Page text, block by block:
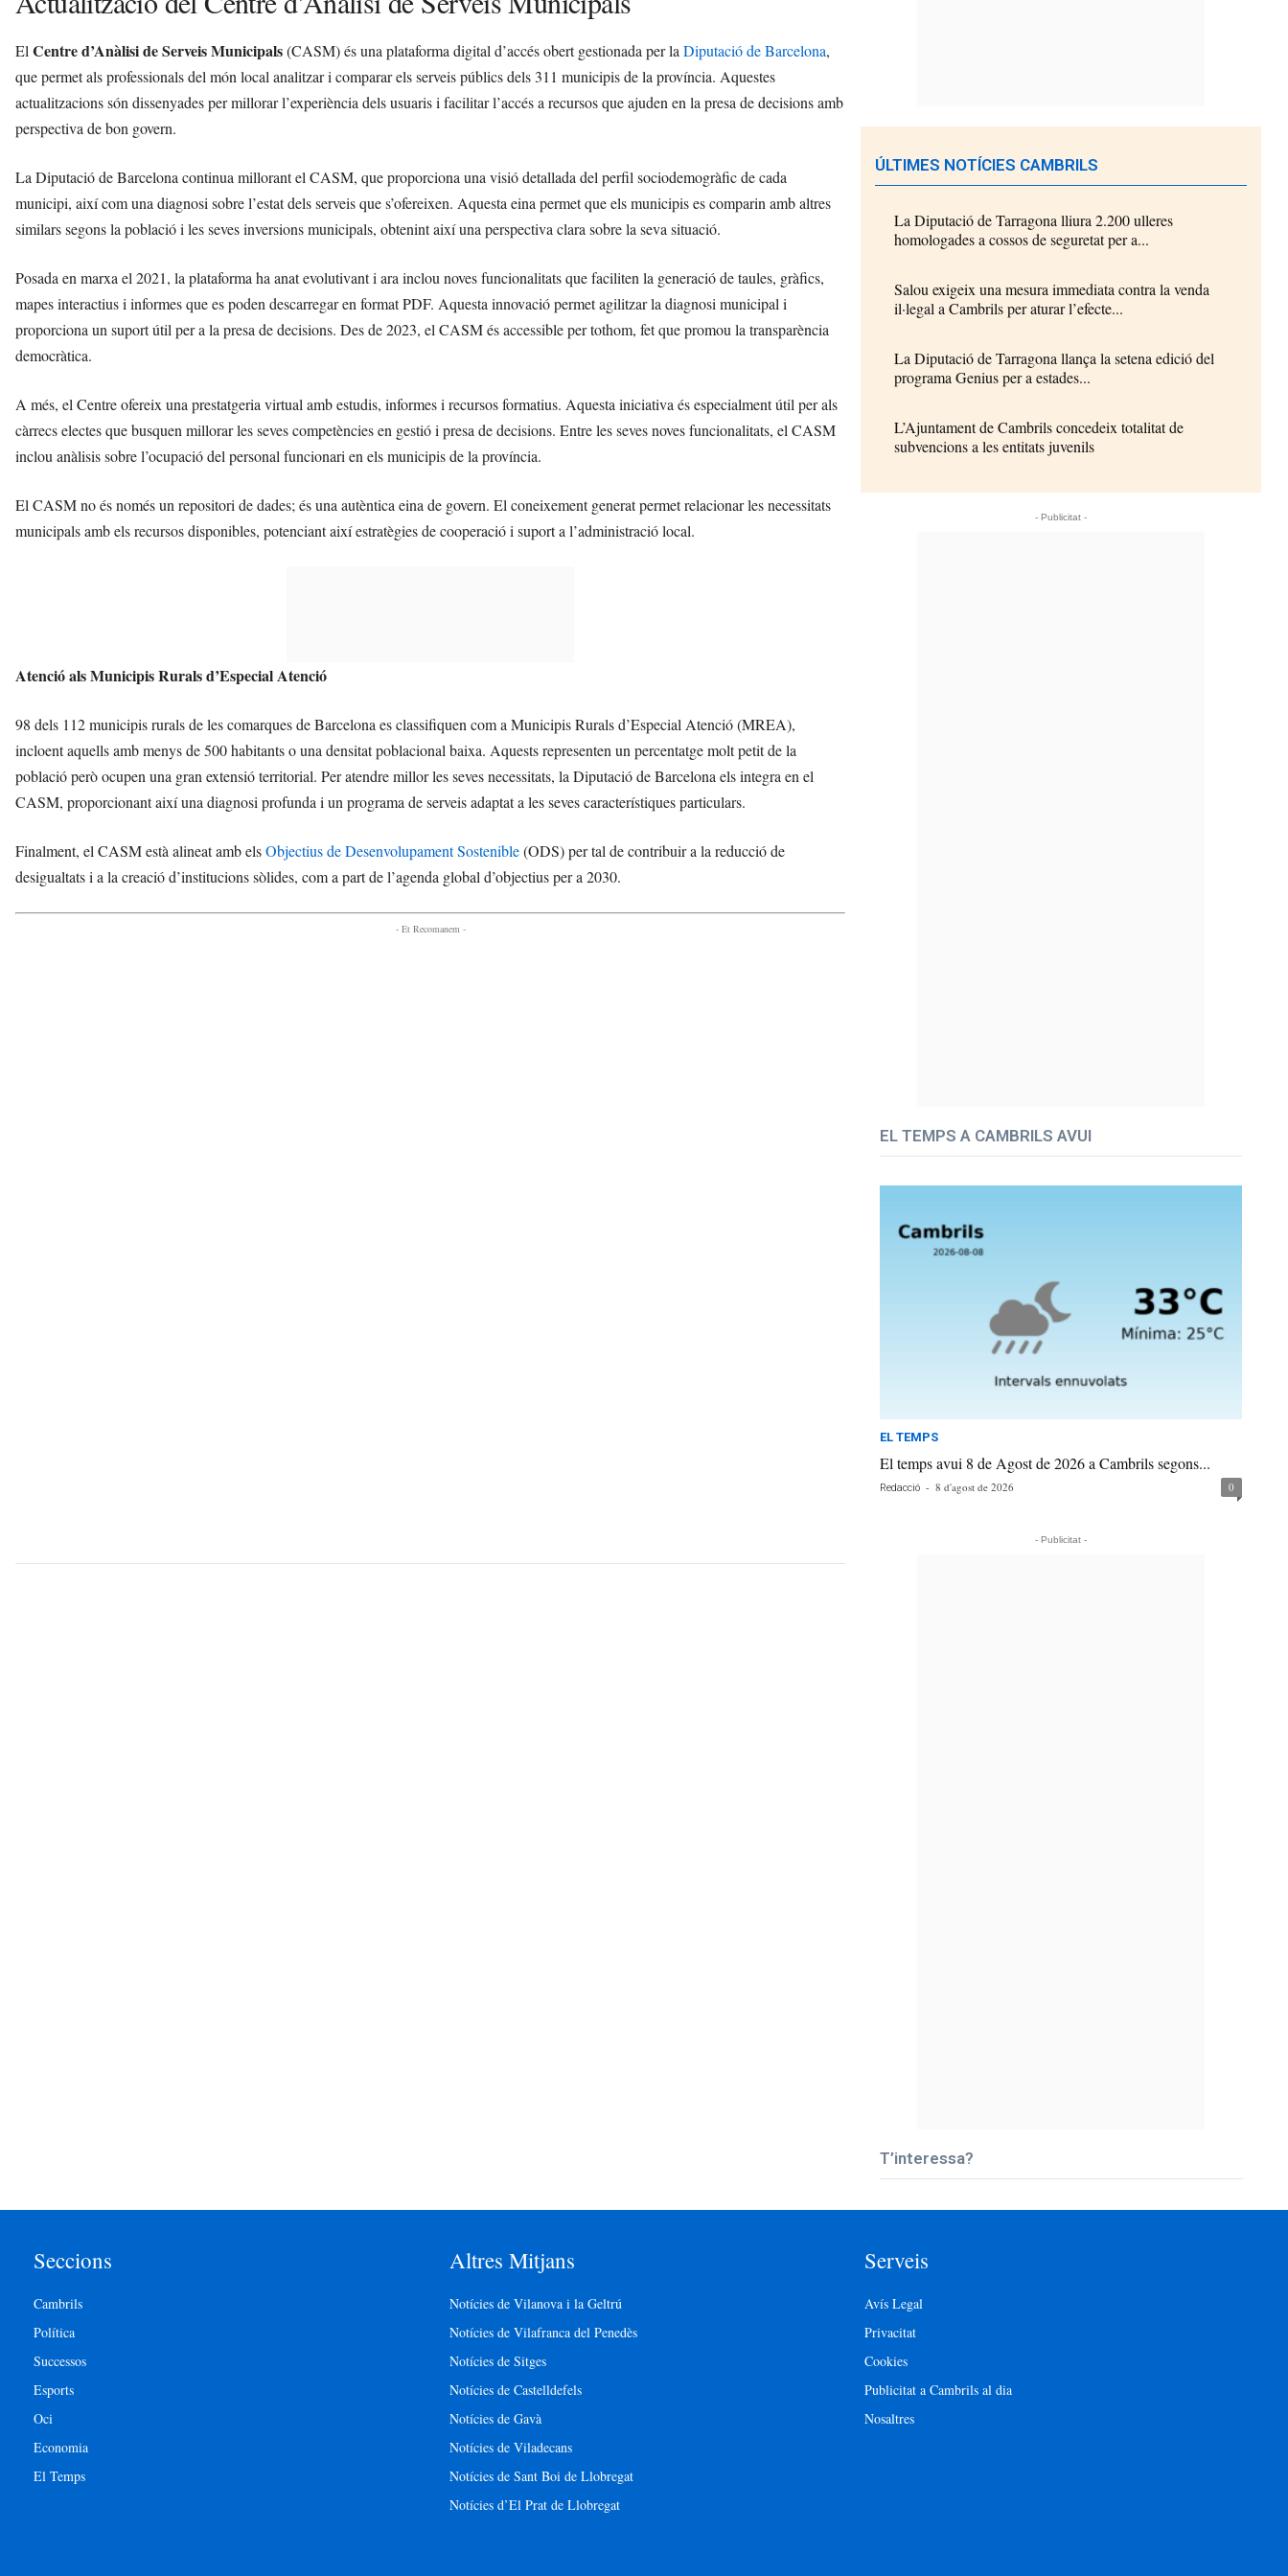
ElCentre d’Anàlisi de Serveis Municipals(CASM) és una plataforma digital d’accés obert gestionada per laDiputació de Barcelona,
que permet als professionals del món local analitzar i comparar els serveis públics dels 311 municipis de la província. Aquestes
actualitzacions són dissenyades per millorar l’experiència dels usuaris i facilitar l’accés a recursos que ajuden en la presa de decisions amb
perspectiva de bon govern.
La Diputació de Barcelona continua millorant el CASM, que proporciona una visió detallada del perfil sociodemogràfic de cada
municipi, així com una diagnosi sobre l’estat dels serveis que s’ofereixen. Aquesta eina permet que els municipis es comparin amb altres
similars segons la població i les seves inversions municipals, obtenint així una perspectiva clara sobre la seva situació.
Posada en marxa el 2021, la plataforma ha anat evolutivant i ara inclou noves funcionalitats que faciliten la generació de taules, gràfics,
mapes interactius i informes que es poden descarregar en format PDF. Aquesta innovació permet agilitzar la diagnosi municipal i
proporciona un suport útil per a la presa de decisions. Des de 2023, el CASM és accessible per tothom, fet que promou la transparència
democràtica.
A més, el Centre ofereix una prestatgeria virtual amb estudis, informes i recursos formatius. Aquesta iniciativa és especialment útil per als
càrrecs electes que busquen millorar les seves competències en gestió i presa de decisions. Entre les seves noves funcionalitats, el CASM
inclou anàlisis sobre l’ocupació del personal funcionari en els municipis de la província.
El CASM no és només un repositori de dades; és una autèntica eina de govern. El coneixement generat permet relacionar les necessitats
municipals amb els recursos disponibles, potenciant així estratègies de cooperació i suport a l’administració local.
Atenció als Municipis Rurals d’Especial Atenció
98 dels 112 municipis rurals de les comarques de Barcelona es classifiquen com a Municipis Rurals d’Especial Atenció (MREA),
incloent aquells amb menys de 500 habitants o una densitat poblacional baixa. Aquests representen un percentatge molt petit de la
població però ocupen una gran extensió territorial. Per atendre millor les seves necessitats, la Diputació de Barcelona els integra en el
CASM, proporcionant així una diagnosi profunda i un programa de serveis adaptat a les seves característiques particulars.
Finalment, el CASM està alineat amb elsObjectius de Desenvolupament Sostenible(ODS) per tal de contribuir a la reducció de
desigualtats i a la creació d’institucions sòlides, com a part de l’agenda global d’objectius per a 2030.
- Et Recomanem -
ÚLTIMES NOTÍCIES CAMBRILS
La Diputació de Tarragona lliura 2.200 ulleres
homologades a cossos de seguretat per a...
Salou exigeix una mesura immediata contra la venda
il·legal a Cambrils per aturar l’efecte...
La Diputació de Tarragona llança la setena edició del
programa Genius per a estades...
L’Ajuntament de Cambrils concedeix totalitat de
subvencions a les entitats juvenils
- Publicitat -
EL TEMPS A CAMBRILS AVUI
EL TEMPS
El temps avui 8 de Agost de 2026 a Cambrils segons...
Redacció - 8 d'agost de 2026 0
- Publicitat -
T’interessa?
Seccions
Cambrils
Política
Successos
Esports
Oci
Economia
El Temps
Altres Mitjans
Notícies de Vilanova i la Geltrú
Notícies de Vilafranca del Penedès
Notícies de Sitges
Notícies de Castelldefels
Notícies de Gavà
Notícies de Viladecans
Notícies de Sant Boi de Llobregat
Notícies d’El Prat de Llobregat
Serveis
Avís Legal
Privacitat
Cookies
Publicitat a Cambrils al dia
Nosaltres